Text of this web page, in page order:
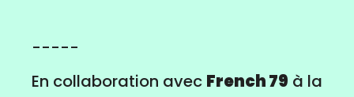
-----
En collaboration avec French 79 à la